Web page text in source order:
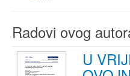
Radovi ovog
U